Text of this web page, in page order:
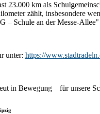
23.000 km als
zählt, insbesondere
– Schule an der Messe-
unter: https://
in Bewegung – für unsere